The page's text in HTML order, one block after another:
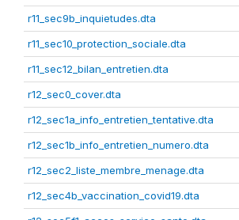
r11_sec9b_inquietudes.dta
r11_sec10_protection_sociale.dta
r11_sec12_bilan_entretien.dta
r12_sec0_cover.dta
r12_sec1a_info_entretien_tentative.dta
r12_sec1b_info_entretien_numero.dta
r12_sec2_liste_membre_menage.dta
r12_sec4b_vaccination_covid19.dta